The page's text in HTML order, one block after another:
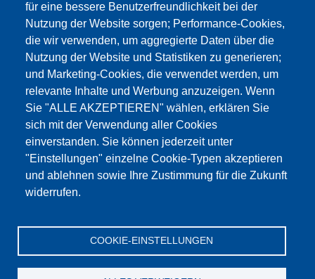
für eine bessere Benutzerfreundlichkeit bei der
Nutzung der Website sorgen; Performance-Cookies,
die wir verwenden, um aggregierte Daten über die
Nutzung der Website und Statistiken zu generieren;
und Marketing-Cookies, die verwendet werden, um
relevante Inhalte und Werbung anzuzeigen. Wenn
Sie "ALLE AKZEPTIEREN" wählen, erklären Sie
sich mit der Verwendung aller Cookies
einverstanden. Sie können jederzeit unter
"Einstellungen" einzelne Cookie-Typen akzeptieren
und ablehnen sowie Ihre Zustimmung für die Zukunft
widerrufen.
COOKIE-EINSTELLUNGEN
Этот материал заблокирован, потому что
файлы cookie Google Maps не были приняты.
НЕОБХОДИМО ПРИНЯТЬ ТОЛЬКО
ФАЙЛЫ COOKIE GOOGLE MAPS.
Alle Cookies akzeptieren